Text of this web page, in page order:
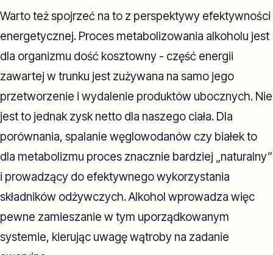
Warto też spojrzeć na to z perspektywy efektywności
energetycznej. Proces metabolizowania alkoholu jest
dla organizmu dość kosztowny - część energii
zawartej w trunku jest zużywana na samo jego
przetworzenie i wydalenie produktów ubocznych. Nie
jest to jednak zysk netto dla naszego ciała. Dla
porównania, spalanie węglowodanów czy białek to
dla metabolizmu proces znacznie bardziej „naturalny”
i prowadzący do efektywnego wykorzystania
składników odżywczych. Alkohol wprowadza więc
pewne zamieszanie w tym uporządkowanym
systemie, kierując uwagę wątroby na zadanie